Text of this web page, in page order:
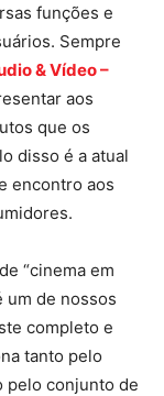
funções e
Sempre
& Vídeo –
aos
que os
disso é a atual
encontro aos
“cinema em
um de nossos
completo e
tanto pelo
pelo conjunto de